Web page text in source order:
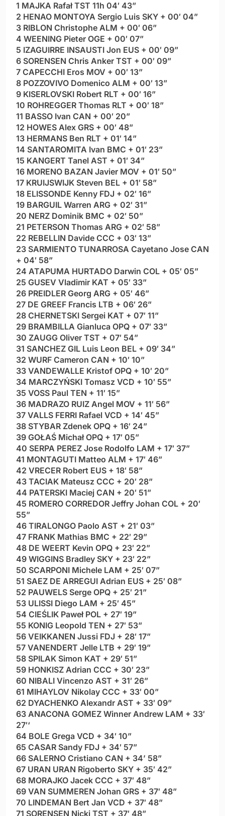
1 MAJKA Rafał TST 11h 04′ 43”
2 HENAO MONTOYA Sergio Luis SKY + 00′ 04”
3 RIBLON Christophe ALM + 00′ 06”
4 WEENING Pieter OGE + 00′ 07”
5 IZAGUIRRE INSAUSTI Jon EUS + 00′ 09”
6 SORENSEN Chris Anker TST + 00′ 09”
7 CAPECCHI Eros MOV + 00′ 13”
8 POZZOVIVO Domenico ALM + 00′ 13”
9 KISERLOVSKI Robert RLT + 00′ 16”
10 ROHREGGER Thomas RLT + 00′ 18”
11 BASSO Ivan CAN + 00′ 20”
12 HOWES Alex GRS + 00′ 48”
13 HERMANS Ben RLT + 01′ 14”
14 SANTAROMITA Ivan BMC + 01′ 23”
15 KANGERT Tanel AST + 01′ 34”
16 MORENO BAZAN Javier MOV + 01′ 50”
17 KRUIJSWIJK Steven BEL + 01′ 58”
18 ELISSONDE Kenny FDJ + 02′ 16”
19 BARGUIL Warren ARG + 02′ 31”
20 NERZ Dominik BMC + 02′ 50”
21 PETERSON Thomas ARG + 02′ 58”
22 REBELLIN Davide CCC + 03′ 13”
23 SARMIENTO TUNARROSA Cayetano Jose CAN
+ 04′ 58”
24 ATAPUMA HURTADO Darwin COL + 05′ 05”
25 GUSEV Vladimir KAT + 05′ 33”
26 PREIDLER Georg ARG + 05′ 46”
27 DE GREEF Francis LTB + 06′ 26”
28 CHERNETSKI Sergei KAT + 07′ 11”
29 BRAMBILLA Gianluca OPQ + 07′ 33”
30 ZAUGG Oliver TST + 07′ 54”
31 SANCHEZ GIL Luis Leon BEL + 09′ 34”
32 WURF Cameron CAN + 10′ 10”
33 VANDEWALLE Kristof OPQ + 10′ 20”
34 MARCZYŃSKI Tomasz VCD + 10′ 55”
35 VOSS Paul TEN + 11′ 15”
36 MADRAZO RUIZ Angel MOV + 11′ 56”
37 VALLS FERRI Rafael VCD + 14′ 45”
38 STYBAR Zdenek OPQ + 16′ 24”
39 GOŁAŚ Michał OPQ + 17′ 05”
40 SERPA PEREZ Jose Rodolfo LAM + 17′ 37”
41 MONTAGUTI Matteo ALM + 17′ 46”
42 VRECER Robert EUS + 18′ 58”
43 TACIAK Mateusz CCC + 20′ 28”
44 PATERSKI Maciej CAN + 20′ 51”
45 ROMERO CORREDOR Jeffry Johan COL + 20′
55”
46 TIRALONGO Paolo AST + 21′ 03”
47 FRANK Mathias BMC + 22′ 29”
48 DE WEERT Kevin OPQ + 23′ 22”
49 WIGGINS Bradley SKY + 23′ 22”
50 SCARPONI Michele LAM + 25′ 07”
51 SAEZ DE ARREGUI Adrian EUS + 25′ 08”
52 PAUWELS Serge OPQ + 25′ 21”
53 ULISSI Diego LAM + 25′ 45”
54 CIEŚLIK Paweł POL + 27′ 19”
55 KONIG Leopold TEN + 27′ 53”
56 VEIKKANEN Jussi FDJ + 28′ 17”
57 VANENDERT Jelle LTB + 29′ 19”
58 SPILAK Simon KAT + 29′ 51”
59 HONKISZ Adrian CCC + 30′ 23”
60 NIBALI Vincenzo AST + 31′ 26”
61 MIHAYLOV Nikolay CCC + 33′ 00”
62 DYACHENKO Alexandr AST + 33′ 09”
63 ANACONA GOMEZ Winner Andrew LAM + 33′
27′‘
64 BOLE Grega VCD + 34′ 10”
65 CASAR Sandy FDJ + 34′ 57”
66 SALERNO Cristiano CAN + 34’ 58”
67 URAN URAN Rigoberto SKY + 35′ 42”
68 MORAJKO Jacek CCC + 37′ 48”
69 VAN SUMMEREN Johan GRS + 37′ 48”
70 LINDEMAN Bert Jan VCD + 37′ 48”
71 SORENSEN Nicki TST + 37′ 48”